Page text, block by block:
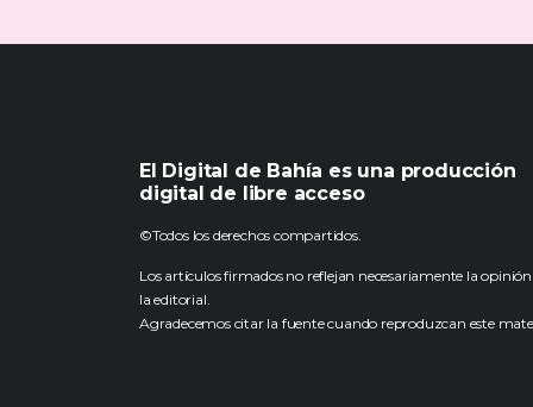
El Digital de Bahía es una producción
digital de libre acceso
©Todos los derechos compartidos.
Los artículos firmados no reflejan necesariamente la opinión
la editorial.
Agradecemos citar la fuente cuando reproduzcan este